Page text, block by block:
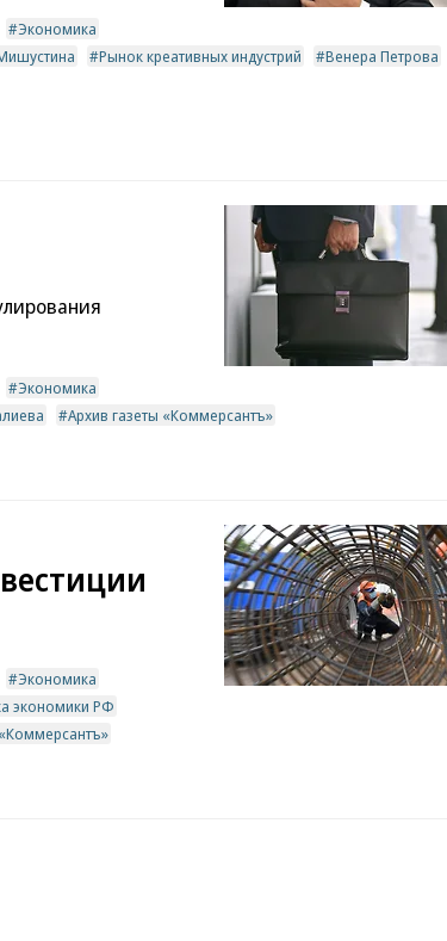
Экономика
Рынок креативных индустрий Венера Петрова
Экономика
Архив газеты «Коммерсантъ»
Экономика
экономики РФ